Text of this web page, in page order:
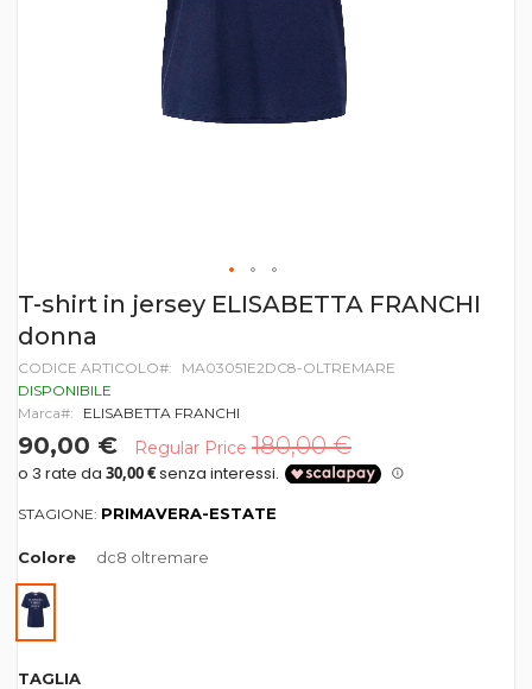
Vai
all'inizio
della
di
immagini
T-shirt in jersey ELISABETTA FRANCHI
donna
CODICE ARTICOLO
MA03051E2DC8-OLTREMARE
DISPONIBILE
Marca
ELISABETTA FRANCHI
90,00 € Regular Price 180,00 €
STAGIONE: PRIMAVERA-ESTATE
Colore dc8 oltremare
TAGLIA